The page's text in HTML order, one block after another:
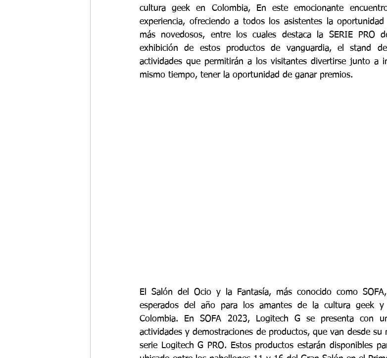
cultura geek en Colombia, En este emocionante
experiencia, ofreciendo a todos los asistentes la
más novedosos, entre los cuales destaca la SERIE PRO
exhibición de estos productos de vanguardia, el stand
actividades que permitirán a los visitantes divertirse junto a
mismo tiempo, tener la oportunidad de ganar premios.
El Salón del Ocio y la Fantasía, más conocido como
esperados del año para los amantes de la cultura geek
Colombia. En SOFA 2023, Logitech G se presenta con
actividades y demostraciones de productos, que van desde su
serie Logitech G PRO. Estos productos estarán disponibles